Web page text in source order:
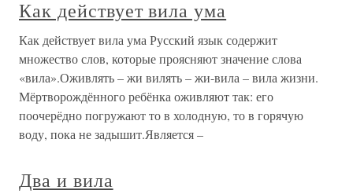
Как действует вила ума
Как действует вила ума Русский язык содержит
множество слов, которые проясняют значение слова
«вила».Оживлять – жи вилять – жи-вила – вила жизни.
Мёртворождённого ребёнка оживляют так: его
поочерёдно погружают то в холодную, то в горячую
воду, пока не задышит.Является –
Два и вила